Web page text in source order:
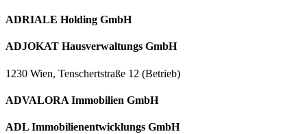
ADRIALE Holding GmbH
ADJOKAT Hausverwaltungs GmbH
1230 Wien, Tenschertstraße 12 (Betrieb)
ADVALORA Immobilien GmbH
ADL Immobilienentwicklungs GmbH